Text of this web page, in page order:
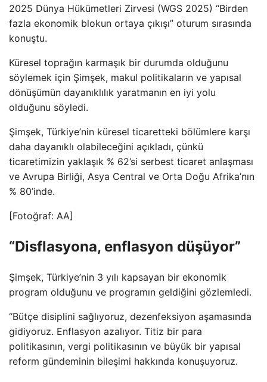
2025 Dünya Hükümetleri Zirvesi (WGS 2025) “Birden
fazla ekonomik blokun ortaya çıkışı” oturum sırasında
konuştu.
Küresel toprağın karmaşık bir durumda olduğunu
söylemek için Şimşek, makul politikaların ve yapısal
dönüşümün dayanıklılık yaratmanın en iyi yolu
olduğunu söyledi.
Şimşek, Türkiye’nin küresel ticaretteki bölümlere karşı
daha dayanıklı olabileceğini açıkladı, çünkü
ticaretimizin yaklaşık % 62’si serbest ticaret anlaşması
ve Avrupa Birliği, Asya Central ve Orta Doğu Afrika’nın
% 80’inde.
[Fotoğraf: AA]
“Disflasyona, enflasyon düşüyor”
Şimşek, Türkiye’nin 3 yılı kapsayan bir ekonomik
program olduğunu ve programın geldiğini gözlemledi.
“Bütçe disiplini sağlıyoruz, dezenfeksiyon aşamasında
gidiyoruz. Enflasyon azalıyor. Titiz bir para
politikasının, vergi politikasının ve büyük bir yapısal
reform gündeminin bileşimi hakkında konuşuyoruz.